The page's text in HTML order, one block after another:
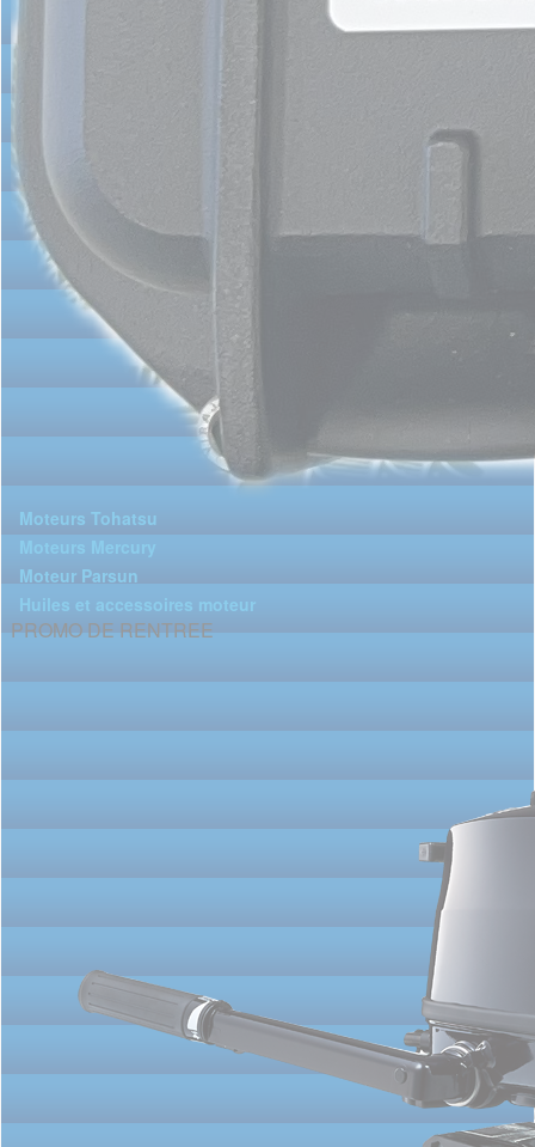
Moteurs Tohatsu
Moteurs Mercury
Moteur Parsun
Huiles et accessoires moteur
PROMO DE RENTREE